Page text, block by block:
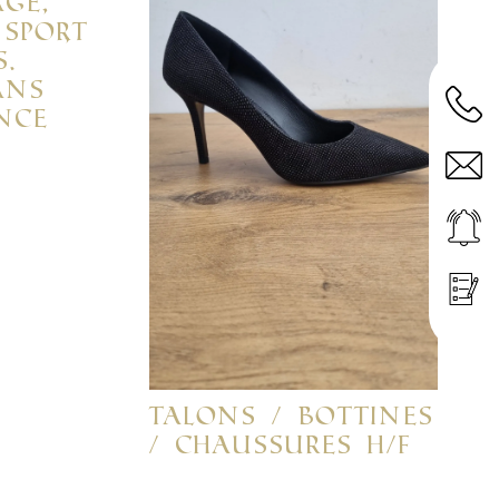
Talons / Bottines
/ Chaussures H/F